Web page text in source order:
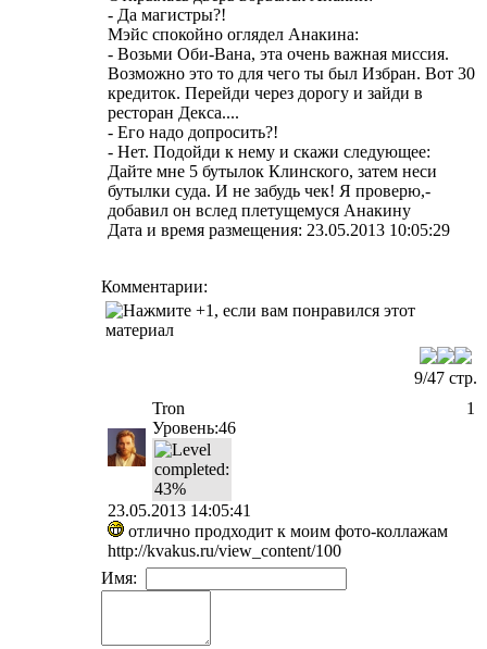
- Да магистры?!
Мэйс спокойно оглядел Анакина:
- Возьми Оби-Вана, эта очень важная миссия.
Возможно это то для чего ты был Избран. Вот 30
кредиток. Перейди через дорогу и зайди в
ресторан Декса....
- Его надо допросить?!
- Нет. Подойди к нему и скажи следующее:
Дайте мне 5 бутылок Клинского, затем неси
бутылки суда. И не забудь чек! Я проверю,-
добавил он вслед плетущемуся Анакину
Дата и время размещения: 23.05.2013 10:05:29
Комментарии:
9/47 стр.
Tron
Уровень:46
23.05.2013 14:05:41
отлично продходит к моим фото-коллажам
http://kvakus.ru/view_content/100
1
Имя: